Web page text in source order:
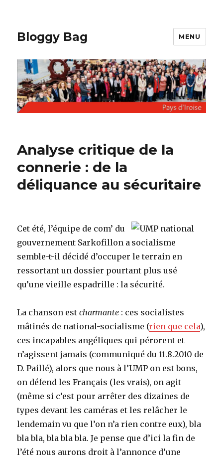
Bloggy Bag MENU
Analyse critique de la
connerie : de la
déliquance au sécuritaire
Cet été, l’équipe de com’ du
gouvernement Sarkofillon a
semble-t-il décidé d’occuper le terrain en
ressortant un dossier pourtant plus usé
qu’une vieille espadrille : la sécurité.
La chanson estcharmante : ces socialistes
mâtinés de national-socialisme (rien que cela),
ces incapables angéliques qui pérorent et
n’agissent jamais (communiqué du 11.8.2010 de
D. Paillé), alors que nous à l’UMP on est bons,
on défend les Français (les vrais), on agit
(même si c’est pour arrêter des dizaines de
types devant les caméras et les relâcher le
lendemain vu que l’on n’a rien contre eux), bla
bla bla, bla bla bla. Je pense que d’ici la fin de
l’été nous aurons droit à l’annonce d’une